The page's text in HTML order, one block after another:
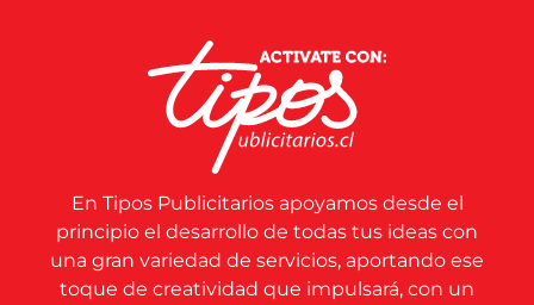
En Tipos Publicitarios apoyamos desde el
principio el desarrollo de todas tus ideas con
una gran variedad de servicios, aportando ese
toque de creatividad que impulsará, con un